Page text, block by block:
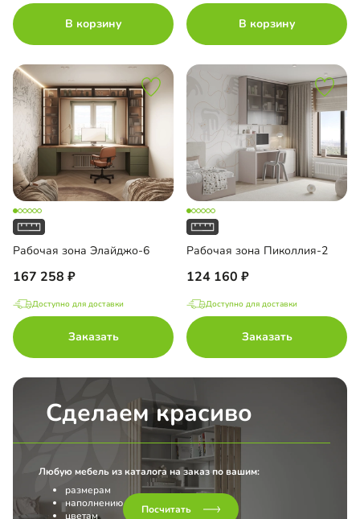
с пленкой Oracal
В корзину В корзину
Рабочая зона Элайджо-6
167 258
Доступно для доставки
Заказать
Рабочая зона Пиколлия-2
124 160
Доступно для доставки
Заказать
Сделаем красиво
Любую мебель из каталога на заказ по вашим:
размерам
наполнению
цветам
Посчитать